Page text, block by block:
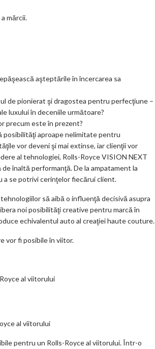
mărcii.
aşteptările în încercarea sa
de pionierat şi dragostea pentru perfecţiune –
luxului în deceniile următoare?
precum este în prezent?
posibilităţi aproape nelimitate pentru
vor deveni şi mai extinse, iar clienţii vor
al tehnologiei, Rolls-Royce VISION NEXT
înaltă performanţă. De la ampatament la
a se potrivi cerinţelor fiecărui client.
să aibă o influenţă decisivă asupra
noi posibilităţi creative pentru marcă în
echivalentul auto al creaţiei haute couture.
vor fi posibile în viitor.
al viitorului
al viitorului
pentru un Rolls-Royce al viitorului. Într-o